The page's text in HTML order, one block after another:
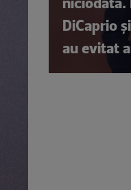
DiCaprio
au evitat